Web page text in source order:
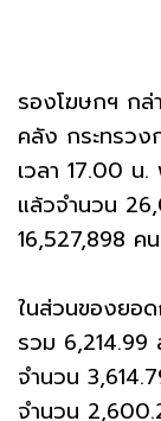
รองโฆษกฯ กล่
คลัง กระทรว
เวลา 17.00 น.
แล้วจำนวน
16,527,898 คน
ในส่วนของยอด
รวม 6,214.99
จำนวน
จำนวน